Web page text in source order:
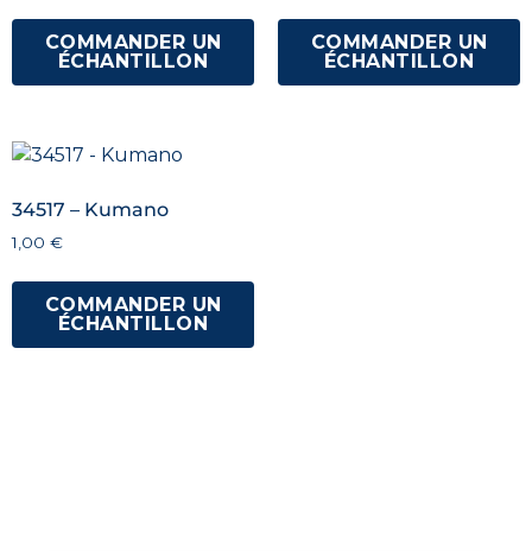
COMMANDER UN
ÉCHANTILLON
COMMANDER UN
ÉCHANTILLON
34517 – Kumano
1,00 €
COMMANDER UN
ÉCHANTILLON